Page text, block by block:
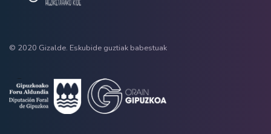
© 2020 Gizalde. Eskubide guztiak babestuak